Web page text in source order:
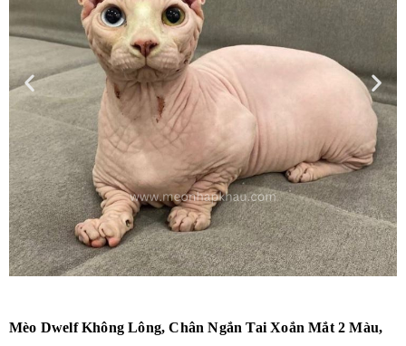
Mèo Dwelf Không Lông, Chân Ngắn Tai Xoắn Mắt 2 Màu,